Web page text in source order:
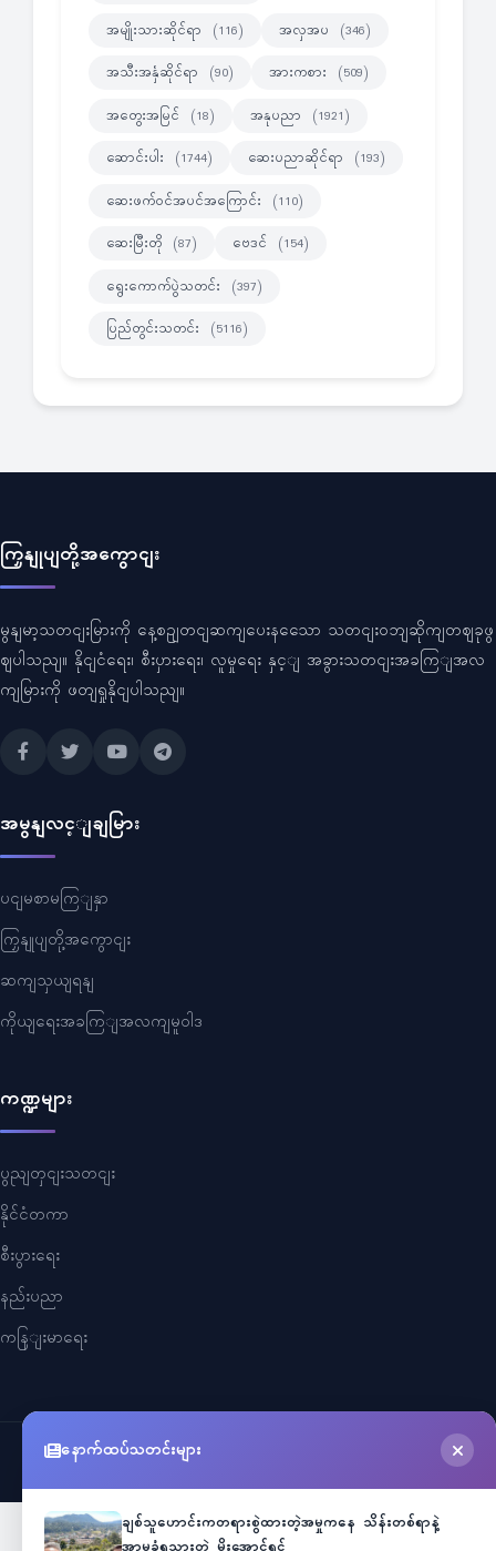
အမျိုးသားဆိုင်ရာ (116) အလှအပ (346)
အသီးအနှံဆိုင်ရာ (90) အားကစား (509)
အတွေးအမြင် (18) အနုပညာ (1921)
ဆောင်းပါး (1744) ဆေးပညာဆိုင်ရာ (193)
ဆေးဖက်ဝင်အပင်အကြောင်း (110)
ဆေးမြီးတို (87) ဗေဒင် (154)
ရွေးကောက်ပွဲသတင်း (397)
ပြည်တွင်းသတင်း (5116)
ကြှနျုပျတို့အကွောငျး
မွနျမာ့သတငျးမြားကို နေ့စဥျတငျဆကျပေးနသေော သတငျးဝဘျဆိုကျတဈခုဖွ
ဈပါသညျ။ နိုငျငံရေး၊ စီးပှားရေး၊ လူမှုရေး နှင့ျ အခွားသတငျးအခကြျအလ
ကျမြားကို ဖတျရှုနိုငျပါသညျ။
အမွနျလင့ျချမြား
ပငျမစာမကြျနှာ
ကြှနျုပျတို့အကွောငျး
ဆကျသှယျရနျ
ကိုယျရေးအခကြျအလကျမူဝါဒ
ကဏ္ဍများ
ပွညျတှငျးသတငျး
နိုင်ငံတကာ
စီးပွားရေး
နည်းပညာ
ကနြျးမာရေး
Myanmar Cele News
နောက်ထပ်သတင်းများ
ချစ်သူဟောင်းကတရားစွဲထားတဲ့အမှုကနေ သိန်းတစ်ရာနဲ့